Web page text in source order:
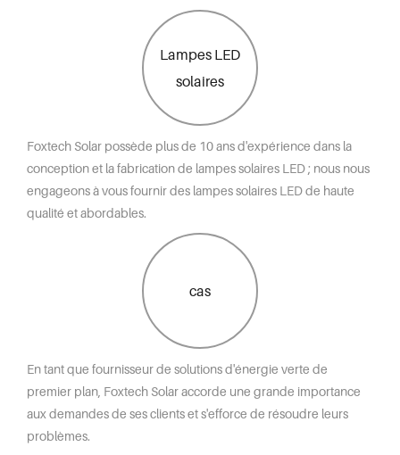
Lampes LED
solaires
Foxtech Solar possède plus de 10 ans d'expérience dans la
conception et la fabrication de lampes solaires LED ; nous nous
engageons à vous fournir des lampes solaires LED de haute
qualité et abordables.
cas
En tant que fournisseur de solutions d'énergie verte de
premier plan, Foxtech Solar accorde une grande importance
aux demandes de ses clients et s'efforce de résoudre leurs
problèmes.